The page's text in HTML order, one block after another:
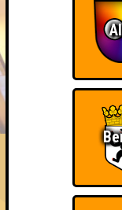
· 24.10.2026 ·